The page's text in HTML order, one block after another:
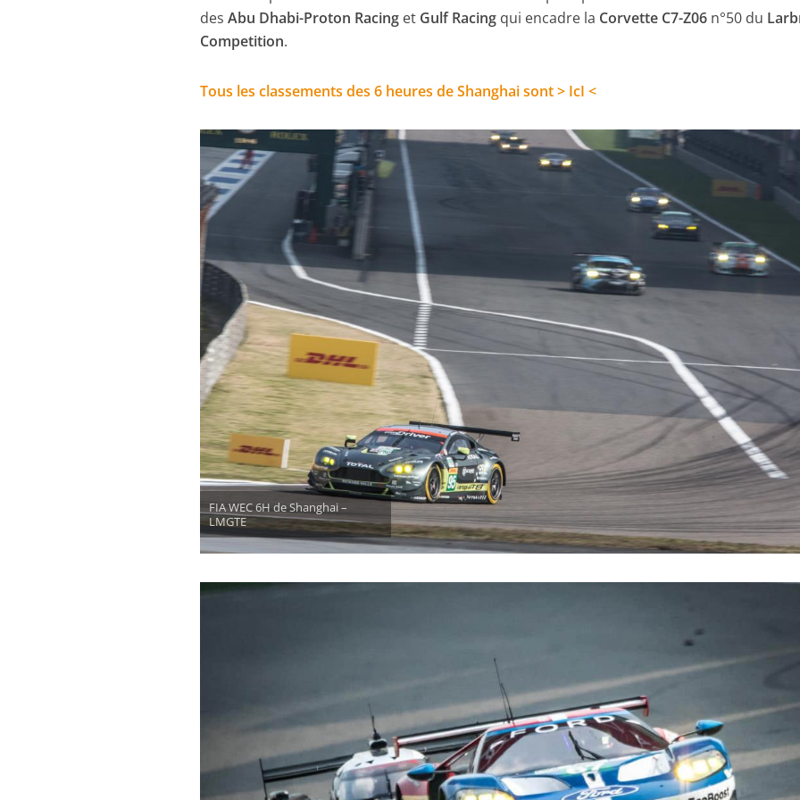
desAbu Dhabi-Proton Racing et Gulf Racing qui encadre la Corvette C7-Z06 n°50 du
Competition.
Tous les classements des 6 heures de Shanghai sont > IcI <
FIA WEC 6H de Shanghai –
LMGTE